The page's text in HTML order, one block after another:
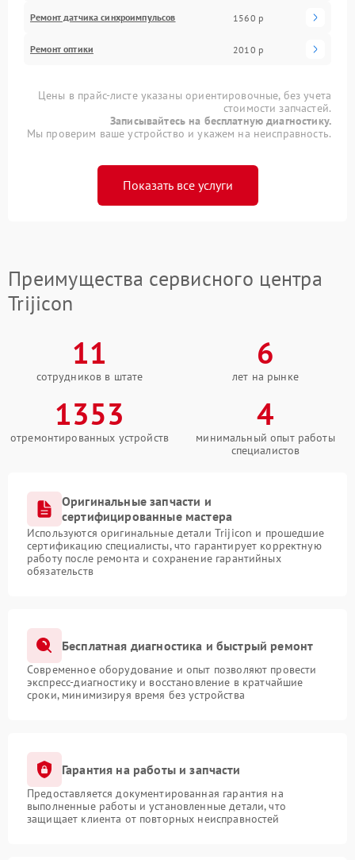
Ремонт датчика синхроимпульсов 1560 р
Ремонт оптики 2010 р
Цены в прайс-листе указаны ориентировочные, без учета
стоимости запчастей.
Записывайтесь на бесплатную диагностику.
Мы проверим ваше устройство и укажем на неисправность.
Показать все услуги
Преимущества сервисного центра
Trijicon
11
сотрудников в штате
6
лет на рынке
1353
отремонтированных устройств
4
минимальный опыт работы
специалистов
Оригинальные запчасти и
сертифицированные мастера
Используются оригинальные детали Trijicon и прошедшие
сертификацию специалисты, что гарантирует корректную
работу после ремонта и сохранение гарантийных
обязательств
Бесплатная диагностика и быстрый ремонт
Современное оборудование и опыт позволяют провести
экспресс-диагностику и восстановление в кратчайшие
сроки, минимизируя время без устройства
Гарантия на работы и запчасти
Предоставляется документированная гарантия на
выполненные работы и установленные детали, что
защищает клиента от повторных неисправностей